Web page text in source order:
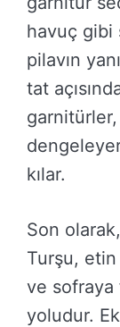
havuç gibi
pilavın
tat
garnitürler,
kılar.
Son olarak,
Turşu, etin
ve sofraya
yoludur.